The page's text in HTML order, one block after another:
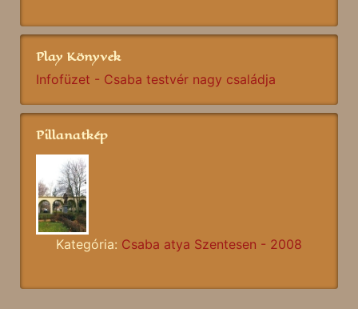
Play Könyvek
Infofüzet - Csaba testvér nagy családja
Pillanatkép
Kategória: Csaba atya Szentesen - 2008